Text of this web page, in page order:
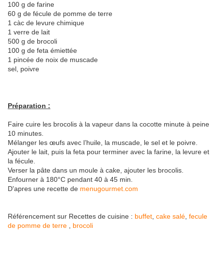
100 g de farine
60 g de fécule de pomme de terre
1 càc de levure chimique
1 verre de lait
500 g de brocoli
100 g de feta émiettée
1 pincée de noix de muscade
sel, poivre
Préparation :
Faire cuire les brocolis à la vapeur dans la cocotte minute à peine
10 minutes.
Mélanger les œufs avec l’huile, la muscade, le sel et le poivre.
Ajouter le lait, puis la feta pour terminer avec la farine, la levure et
la fécule.
Verser la pâte dans un moule à cake, ajouter les brocolis.
Enfourner à 180°C pendant 40 à 45 min.
D'apres une recette de menugourmet.com
Référencement sur Recettes de cuisine : buffet cake salé fecule
de pomme de terre
brocoli